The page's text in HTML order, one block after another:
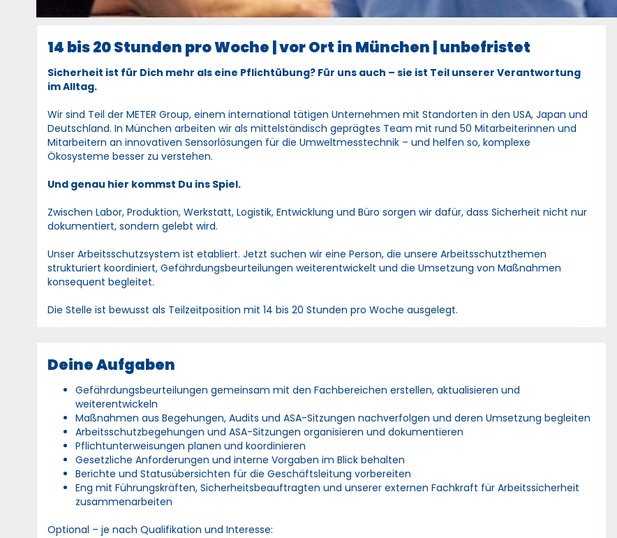
14 bis 20 Stunden pro Woche | vor Ort in München | unbefristet
Sicherheit ist für Dich mehr als eine Pflichtübung? Für uns auch – sie ist Teil unserer Verantwortung
im Alltag.
Wir sind Teil der METER Group, einem international tätigen Unternehmen mit Standorten in den USA, Japan und
Deutschland. In München arbeiten wir als mittelständisch geprägtes Team mit rund 50 Mitarbeiterinnen und
Mitarbeitern an innovativen Sensorlösungen für die Umweltmesstechnik – und helfen so, komplexe
Ökosysteme besser zu verstehen.
Und genau hier kommst Du ins Spiel.
Zwischen Labor, Produktion, Werkstatt, Logistik, Entwicklung und Büro sorgen wir dafür, dass Sicherheit nicht nur
dokumentiert, sondern gelebt wird.
Unser Arbeitsschutzsystem ist etabliert. Jetzt suchen wir eine Person, die unsere Arbeitsschutzthemen
strukturiert koordiniert, Gefährdungsbeurteilungen weiterentwickelt und die Umsetzung von Maßnahmen
konsequent begleitet.
Die Stelle ist bewusst als Teilzeitposition mit 14 bis 20 Stunden pro Woche ausgelegt.
Deine Aufgaben
Gefährdungsbeurteilungen gemeinsam mit den Fachbereichen erstellen, aktualisieren und
weiterentwickeln
Maßnahmen aus Begehungen, Audits und ASA-Sitzungen nachverfolgen und deren Umsetzung begleiten
Arbeitsschutzbegehungen und ASA-Sitzungen organisieren und dokumentieren
Pflichtunterweisungen planen und koordinieren
Gesetzliche Anforderungen und interne Vorgaben im Blick behalten
Berichte und Statusübersichten für die Geschäftsleitung vorbereiten
Eng mit Führungskräften, Sicherheitsbeauftragten und unserer externen Fachkraft für Arbeitssicherheit
zusammenarbeiten
Optional – je nach Qualifikation und Interesse: